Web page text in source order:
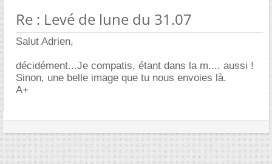
Re : Levé de lune du 31.07
Salut Adrien,
décidément...Je compatis, étant dans la m.... aussi !
Sinon, une belle image que tu nous envoies là.
A+